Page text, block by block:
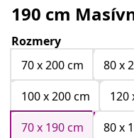
190 cm
Rozmery
70 x 200 cm
80 x
100 x 200 cm
120
70 x 190 cm
80 x